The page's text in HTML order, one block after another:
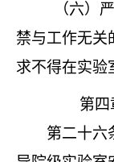
（六）
禁与工作无关
求不得在实验
第四
第二十六